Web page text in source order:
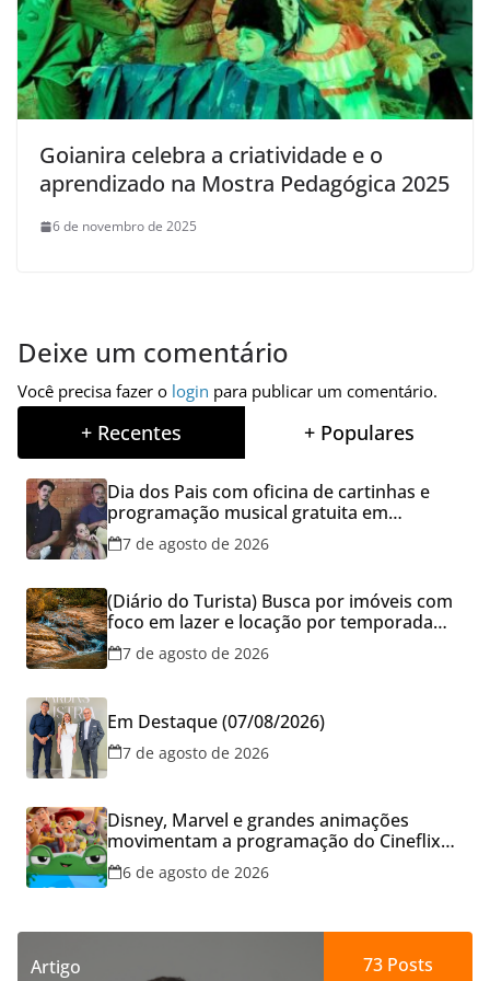
Goianira celebra a criatividade e o
aprendizado na Mostra Pedagógica 2025
6 de novembro de 2025
Deixe um comentário
Você precisa fazer o login para publicar um comentário.
+ Recentes + Populares
Dia dos Pais com oficina de cartinhas e
programação musical gratuita em
Aparecida de Goiânia
7 de agosto de 2026
(Diário do Turista) Busca por imóveis com
foco em lazer e locação por temporada
cresce no Brasil
7 de agosto de 2026
Em Destaque (07/08/2026)
7 de agosto de 2026
Disney, Marvel e grandes animações
movimentam a programação do Cineflix
do Aparecida Shopping
6 de agosto de 2026
Artigo 73 Posts